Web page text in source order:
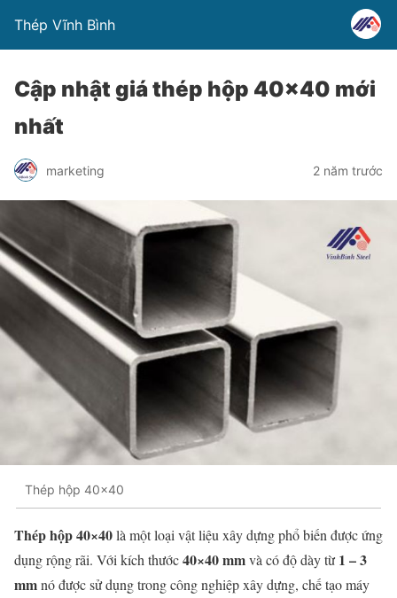
Thép Vĩnh Bình
Cập nhật giá thép hộp 40×40 mới
nhất
marketing 2 năm trước
Thép hộp 40x40
Thép hộp 40×40là một loại vật liệu xây dựng phổ biến được ứng
dụng rộng rãi. Với kích thước40×40 mmvà có độ dày từ 1 – 3
mmnó được sử dụng trong công nghiệp xây dựng, chế tạo máy